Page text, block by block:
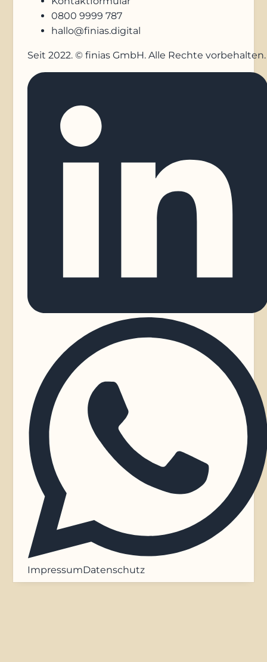
0800 9999 787
hallo@finias.digital
Seit 2022. © finias GmbH. Alle Rechte vorbehalten.
ImpressumDatenschutz